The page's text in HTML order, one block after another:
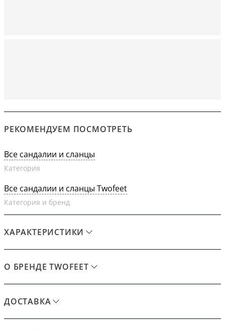
РЕКОМЕНДУЕМ ПОСМОТРЕТЬ
Все сандалии и сланцы
Категория
Все сандалии и сланцы Twofeet
Категория и бренд
ХАРАКТЕРИСТИКИ
О БРЕНДЕ TWOFEET
ДОСТАВКА